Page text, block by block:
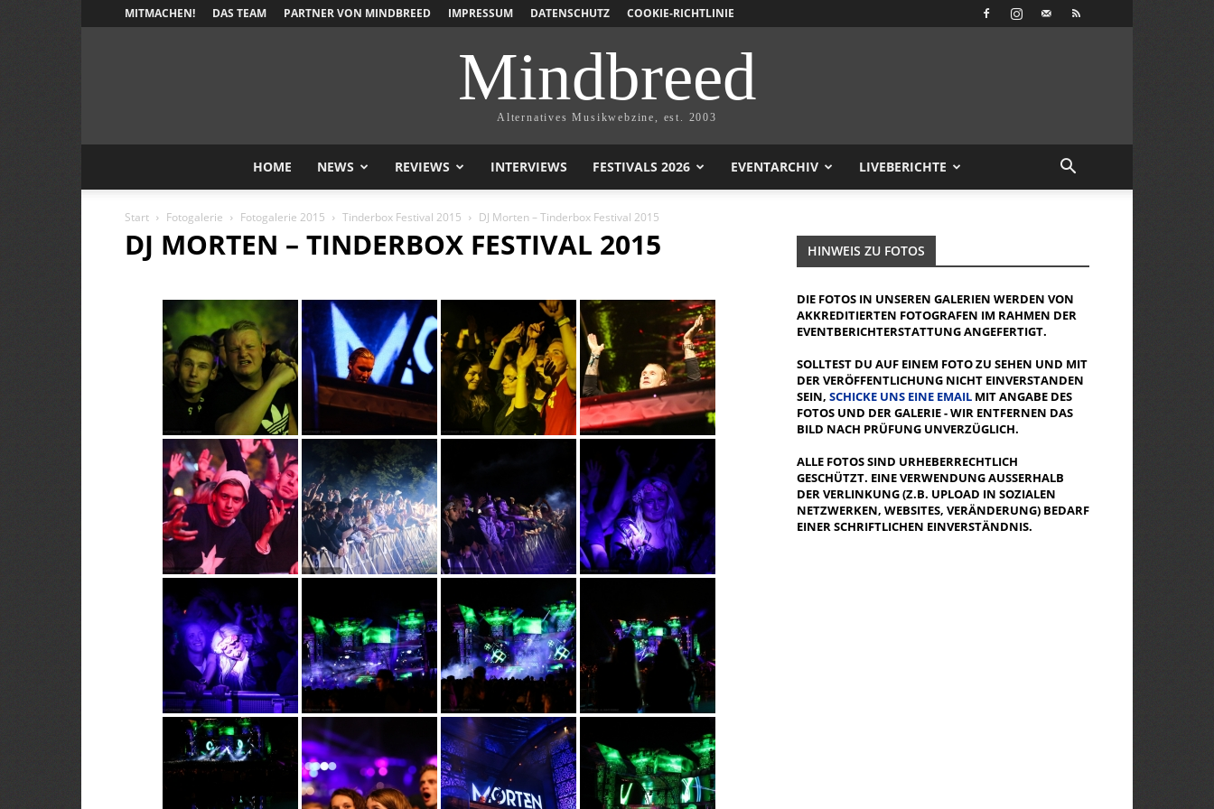
MITMACHEN! DAS TEAM PARTNER VON MINDBREED IMPRESSUM DATENSCHUTZ COOKIE-RICHTLINIE
Mindbreed
Alternatives Musikwebzine, est. 2003
HOME NEWS REVIEWS INTERVIEWS FESTIVALS 2026 EVENTARCHIV LIVEBERICHTE
Start Fotogalerie Fotogalerie 2015 Tinderbox Festival 2015 DJ Morten – Tinderbox Festival 2015
DJ MORTEN – TINDERBOX FESTIVAL 2015 HINWEIS ZU FOTOS
DIE FOTOS IN UNSEREN GALERIEN WERDEN VON
AKKREDITIERTEN FOTOGRAFEN IM RAHMEN DER
EVENTBERICHTERSTATTUNG ANGEFERTIGT.
SOLLTEST DU AUF EINEM FOTO ZU SEHEN UND MIT
DER VERÖFFENTLICHUNG NICHT EINVERSTANDEN
SEIN, SCHICKE UNS EINE EMAIL MIT ANGABE DES
FOTOS UND DER GALERIE - WIR ENTFERNEN DAS
BILD NACH PRÜFUNG UNVERZÜGLICH.
ALLE FOTOS SIND URHEBERRECHTLICH
GESCHÜTZT. EINE VERWENDUNG AUSSERHALB D
ER VERLINKUNG (Z.B. UPLOAD IN SOZIALEN N
ETZWERKEN, WEBSITES, VERÄNDERUNG) BEDARF E
INER SCHRIFTLICHEN EINVERSTÄNDNIS.